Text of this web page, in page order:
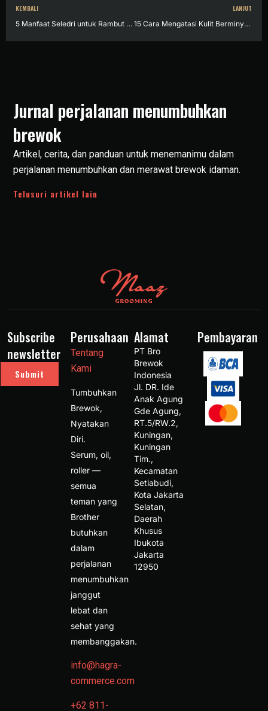
KEMBALI
5 Manfaat Seledri untuk Rambut dan Cara Penggunaannya
LANJUT
15 Cara Mengatasi Kulit Berminyak pada Pria beserta Penyebabnya
Jurnal perjalanan menumbuhkan
brewok
Artikel, cerita, dan panduan untuk menemanimu dalam
perjalanan menumbuhkan dan merawat brewok idaman.
Telusuri artikel lain
Subscribe
newsletter
Submit
Perusahaan
Tentang
Kami
Tumbuhkan
Brewok,
Nyatakan
Diri.
Serum, oil,
roller —
semua
teman yang
Brother
butuhkan
dalam
perjalanan
menumbuhkan
janggut
lebat dan
sehat yang
membanggakan.
info@hagra-
commerce.com
+62 811-
Alamat
PT Bro
Brewok
Indonesia
Jl. DR. Ide
Anak Agung
Gde Agung,
RT.5/RW.2,
Kuningan,
Kuningan
Tim.,
Kecamatan
Setiabudi,
Kota Jakarta
Selatan,
Daerah
Khusus
Ibukota
Jakarta
12950
Pembayaran